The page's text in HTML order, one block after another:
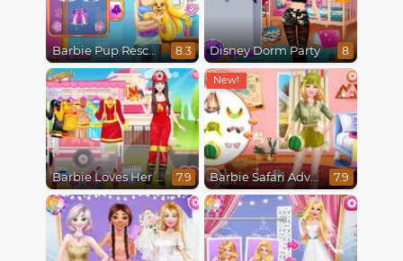
Barbie Pup Rescue 8.3 Disney Dorm Party 8
Barbie Loves Her Job 7.9 Barbie Safari Adventure 7.9